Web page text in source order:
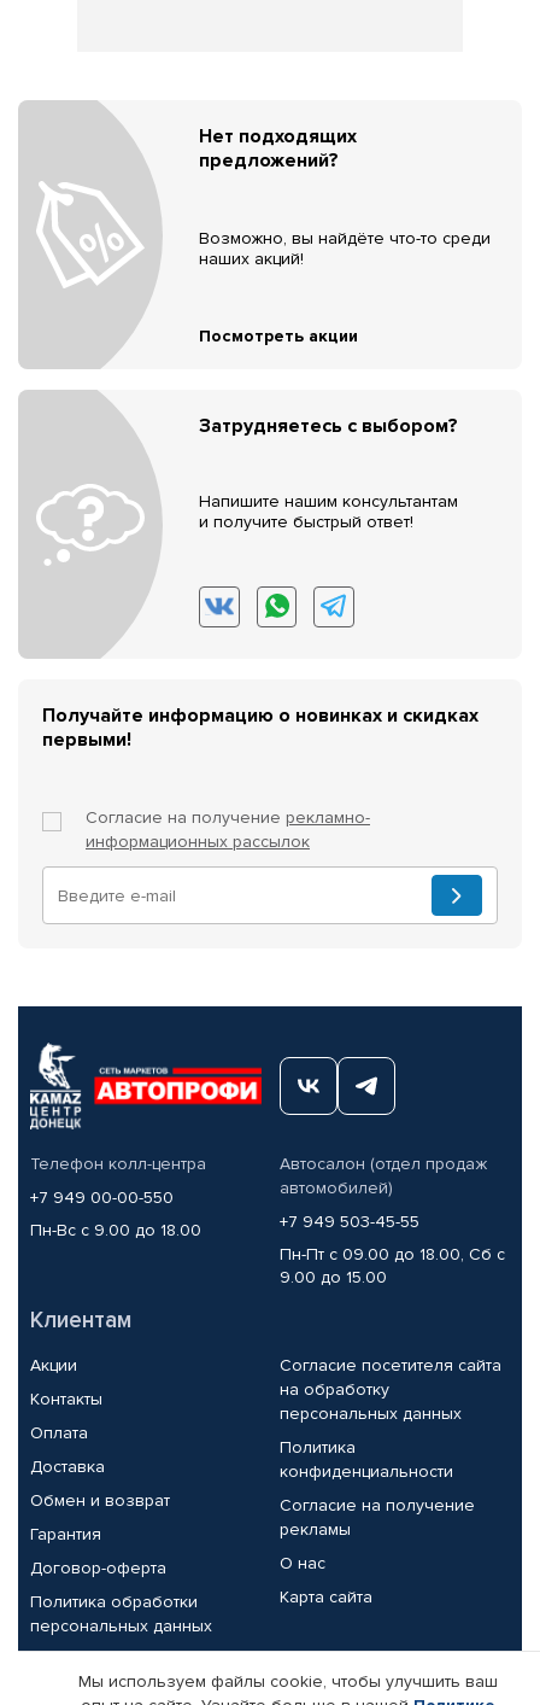
Нет подходящих
предложений?
Возможно, вы найдёте что-то среди
наших акций!
Посмотреть акции
Затрудняетесь с выбором?
Напишите нашим консультантам
и получите быстрый ответ!
Получайте информацию о новинках и скидках
первыми!
Согласие на получение рекламно-
информационных рассылок
Телефон колл-центра
+7 949 00-00-550
Пн-Вс с 9.00 до 18.00
Автосалон (отдел продаж
автомобилей)
+7 949 503-45-55
Пн-Пт с 09.00 до 18.00, Сб с
9.00 до 15.00
Клиентам
Акции
Контакты
Оплата
Доставка
Обмен и возврат
Гарантия
Договор-оферта
Политика обработки
персональных данных
Согласие посетителя сайта
на обработку
персональных данных
Политика
конфиденциальности
Согласие на получение
рекламы
О нас
Карта сайта
Партнерам
Мы используем файлы cookie, чтобы улучшить ваш